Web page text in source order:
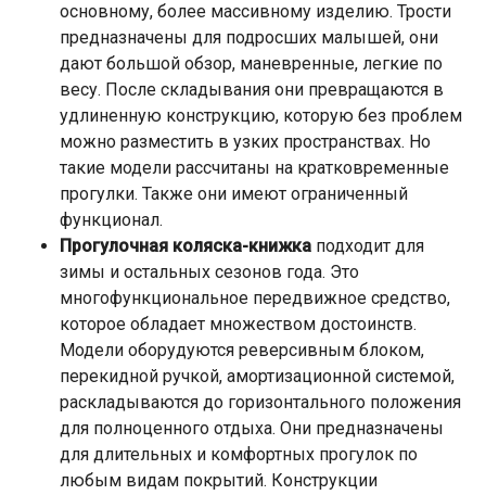
основному, более массивному изделию. Трости
предназначены для подросших малышей, они
дают большой обзор, маневренные, легкие по
весу. После складывания они превращаются в
удлиненную конструкцию, которую без проблем
можно разместить в узких пространствах. Но
такие модели рассчитаны на кратковременные
прогулки. Также они имеют ограниченный
функционал.
Прогулочная коляска-книжка подходит для
зимы и остальных сезонов года. Это
многофункциональное передвижное средство,
которое обладает множеством достоинств.
Модели оборудуются реверсивным блоком,
перекидной ручкой, амортизационной системой,
раскладываются до горизонтального положения
для полноценного отдыха. Они предназначены
для длительных и комфортных прогулок по
любым видам покрытий. Конструкции